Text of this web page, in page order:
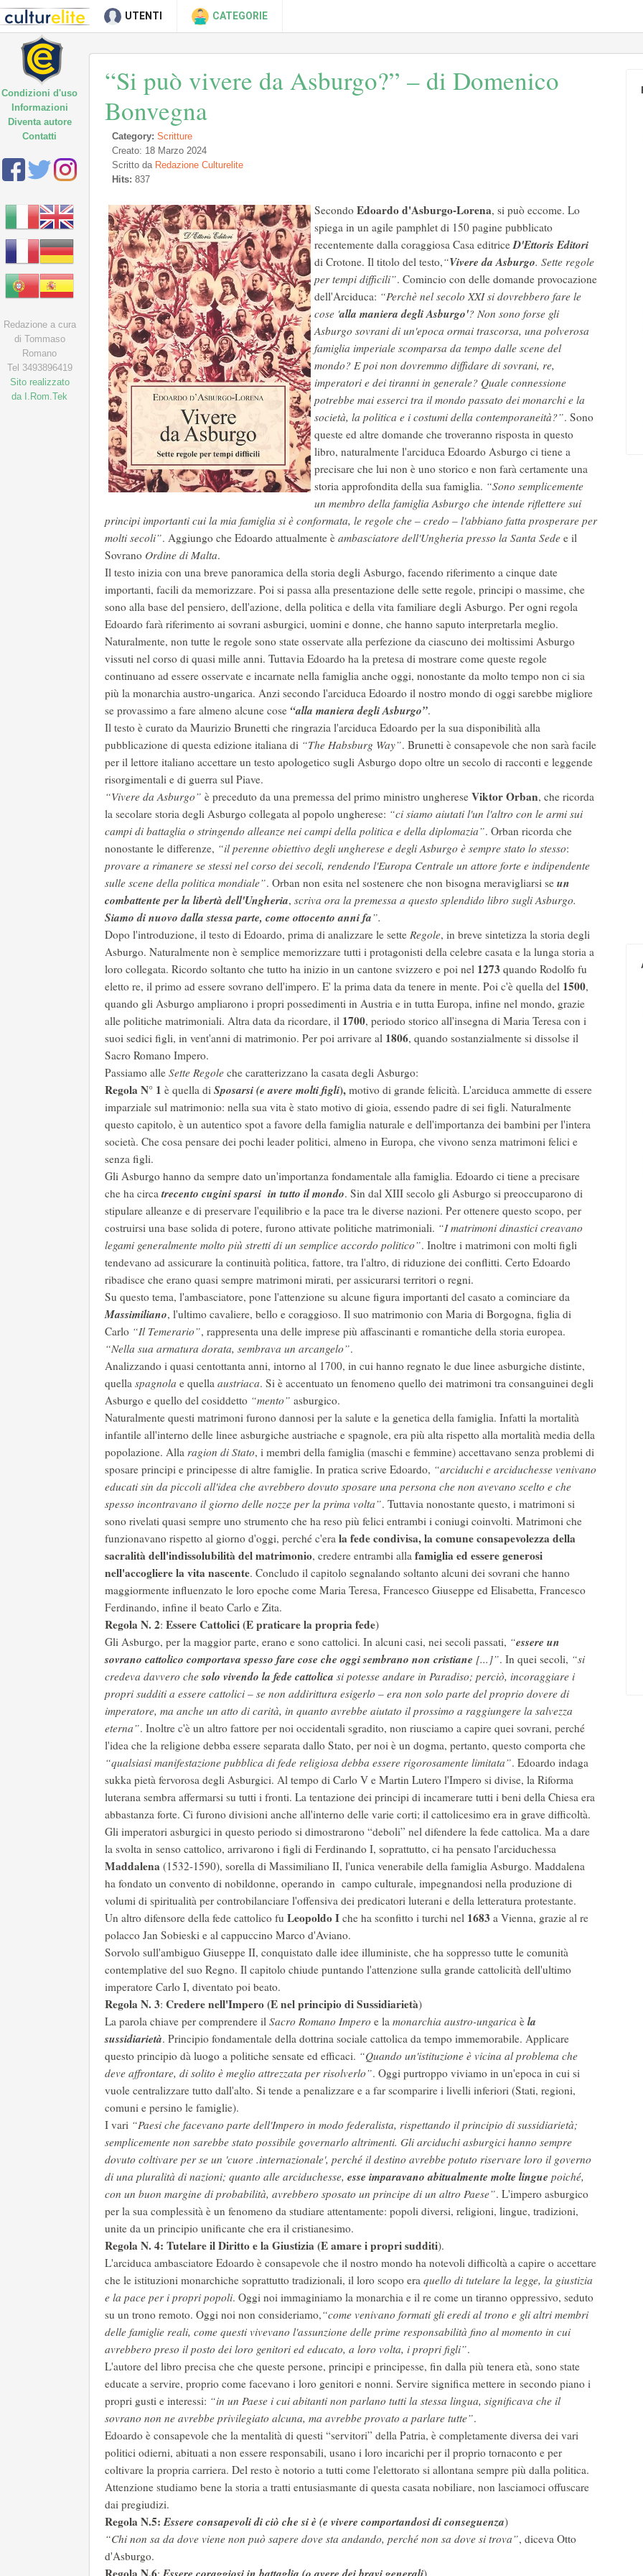
UTENTI CATEGORIE
“Si può vivere da Asburgo?” – di Domenico
Bonvegna
Category: Scritture
Creato: 18 Marzo 2024
Scritto da Redazione Culturelite
Hits: 837
Secondo Edoardo d'Asburgo-Lorena, si può eccome. Lo
spiega in un agile pamphlet di 150 pagine pubblicato
recentemente dalla coraggiosa Casa editriceD'Ettoris Editori
di Crotone. Il titolo del testo,“Vivere da Asburgo. Sette regole
per tempi difficili”. Comincio con delle domande provocazione
dell'Arciduca: “Perchè nel secolo XXI si dovrebbero fare le
cose 'alla maniera degli Asburgo'? Non sono forse gli
Asburgo sovrani di un'epoca ormai trascorsa, una polverosa
famiglia imperiale scomparsa da tempo dalle scene del
mondo? E poi non dovremmo diffidare di sovrani, re,
imperatori e dei tiranni in generale? Quale connessione
potrebbe mai esserci tra il mondo passato dei monarchi e la
società, la politica e i costumi della contemporaneità?”. Sono
queste ed altre domande che troveranno risposta in questo
libro, naturalmente l'arciduca Edoardo Asburgo ci tiene a
precisare che lui non è uno storico e non farà certamente una
storia approfondita della sua famiglia. “Sono semplicemente
un membro della famiglia Asburgo che intende riflettere sui
principi importanti cui la mia famiglia si è conformata, le regole che – credo – l'abbiano fatta prosperare per
molti secoli”. Aggiungo che Edoardo attualmente è ambasciatore dell'Ungheria presso la Santa Sede e il
Sovrano Ordine di Malta.
Il testo inizia con una breve panoramica della storia degli Asburgo, facendo riferimento a cinque date
importanti, facili da memorizzare. Poi si passa alla presentazione delle sette regole, principi o massime, che
sono alla base del pensiero, dell'azione, della politica e della vita familiare degli Asburgo. Per ogni regola
Edoardo farà riferimento ai sovrani asburgici, uomini e donne, che hanno saputo interpretarla meglio.
Naturalmente, non tutte le regole sono state osservate alla perfezione da ciascuno dei moltissimi Asburgo
vissuti nel corso di quasi mille anni. Tuttavia Edoardo ha la pretesa di mostrare come queste regole
continuano ad essere osservate e incarnate nella famiglia anche oggi, nonostante da molto tempo non ci sia
più la monarchia austro-ungarica. Anzi secondo l'arciduca Edoardo il nostro mondo di oggi sarebbe migliore
se provassimo a fare almeno alcune cose “alla maniera degli Asburgo”.
Il testo è curato da Maurizio Brunetti che ringrazia l'arciduca Edoardo per la sua disponibilità alla
pubblicazione di questa edizione italiana di “The Habsburg Way”. Brunetti è consapevole che non sarà facile
per il lettore italiano accettare un testo apologetico sugli Asburgo dopo oltre un secolo di racconti e leggende
risorgimentali e di guerra sul Piave.
“Vivere da Asburgo” è preceduto da una premessa del primo ministro ungherese Viktor Orban, che ricorda
la secolare storia degli Asburgo collegata al popolo ungherese: “ci siamo aiutati l'un l'altro con le armi sui
campi di battaglia o stringendo alleanze nei campi della politica e della diplomazia”. Orban ricorda che
nonostante le differenze, “il perenne obiettivo degli ungherese e degli Asburgo è sempre stato lo stesso:
provare a rimanere se stessi nel corso dei secoli, rendendo l'Europa Centrale un attore forte e indipendente
sulle scene della politica mondiale”. Orban non esita nel sostenere che non bisogna meravigliarsi se un
combattente per la libertà dell'Ungheria, scriva ora la premessa a questo splendido libro sugli Asburgo.
Siamo di nuovo dalla stessa parte, come ottocento anni fa”.
Dopo l'introduzione, il testo di Edoardo, prima di analizzare le sette Regole, in breve sintetizza la storia degli
Asburgo. Naturalmente non è semplice memorizzare tutti i protagonisti della celebre casata e la lunga storia a
loro collegata. Ricordo soltanto che tutto ha inizio in un cantone svizzero e poi nel 1273 quando Rodolfo fu
eletto re, il primo ad essere sovrano dell'impero. E' la prima data da tenere in mente. Poi c'è quella del 1500,
quando gli Asburgo ampliarono i propri possedimenti in Austria e in tutta Europa, infine nel mondo, grazie
alle politiche matrimoniali. Altra data da ricordare, il 1700, periodo storico all'insegna di Maria Teresa con i
suoi sedici figli, in vent'anni di matrimonio. Per poi arrivare al 1806, quando sostanzialmente si dissolse il
Sacro Romano Impero.
Passiamo alle Sette Regole che caratterizzano la casata degli Asburgo:
Regola N° 1 è quella di Sposarsi (e avere molti figli), motivo di grande felicità. L'arciduca ammette di essere
imparziale sul matrimonio: nella sua vita è stato motivo di gioia, essendo padre di sei figli. Naturalmente
questo capitolo, è un autentico spot a favore della famiglia naturale e dell'importanza dei bambini per l'intera
società. Che cosa pensare dei pochi leader politici, almeno in Europa, che vivono senza matrimoni felici e
senza figli.
Gli Asburgo hanno da sempre dato un'importanza fondamentale alla famiglia. Edoardo ci tiene a precisare
che ha circa trecento cugini sparsi in tutto il mondo. Sin dal XIII secolo gli Asburgo si preoccuparono di
stipulare alleanze e di preservare l'equilibrio e la pace tra le diverse nazioni. Per ottenere questo scopo, per
costruirsi una base solida di potere, furono attivate politiche matrimoniali. “I matrimoni dinastici creavano
legami generalmente molto più stretti di un semplice accordo politico”. Inoltre i matrimoni con molti figli
tendevano ad assicurare la continuità politica, fattore, tra l'altro, di riduzione dei conflitti. Certo Edoardo
ribadisce che erano quasi sempre matrimoni mirati, per assicurarsi territori o regni.
Su questo tema, l'ambasciatore, pone l'attenzione su alcune figura importanti del casato a cominciare da
Massimiliano, l'ultimo cavaliere, bello e coraggioso. Il suo matrimonio con Maria di Borgogna, figlia di
Carlo “Il Temerario”, rappresenta una delle imprese più affascinanti e romantiche della storia europea.
“Nella sua armatura dorata, sembrava un arcangelo”.
Analizzando i quasi centottanta anni, intorno al 1700, in cui hanno regnato le due linee asburgiche distinte,
quella spagnola e quella austriaca. Si è accentuato un fenomeno quello dei matrimoni tra consanguinei degli
Asburgo e quello del cosiddetto “mento” asburgico.
Naturalmente questi matrimoni furono dannosi per la salute e la genetica della famiglia. Infatti la mortalità
infantile all'interno delle linee asburgiche austriache e spagnole, era più alta rispetto alla mortalità media della
popolazione. Alla ragion di Stato, i membri della famiglia (maschi e femmine) accettavano senza problemi di
sposare principi e principesse di altre famiglie. In pratica scrive Edoardo, “arciduchi e arciduchesse venivano
educati sin da piccoli all'idea che avrebbero dovuto sposare una persona che non avevano scelto e che
spesso incontravano il giorno delle nozze per la prima volta”. Tuttavia nonostante questo, i matrimoni si
sono rivelati quasi sempre uno strumento che ha reso più felici entrambi i coniugi coinvolti. Matrimoni che
funzionavano rispetto al giorno d'oggi, perché c'era la fede condivisa, la comune consapevolezza della
sacralità dell'indissolubilità del matrimonio, credere entrambi alla famiglia ed essere generosi
nell'accogliere la vita nascente. Concludo il capitolo segnalando soltanto alcuni dei sovrani che hanno
maggiormente influenzato le loro epoche come Maria Teresa, Francesco Giuseppe ed Elisabetta, Francesco
Ferdinando, infine il beato Carlo e Zita.
Regola N. 2: Essere Cattolici (E praticare la propria fede)
Gli Asburgo, per la maggior parte, erano e sono cattolici. In alcuni casi, nei secoli passati, “essere un
sovrano cattolico comportava spesso fare cose che oggi sembrano non cristiane [...]”. In quei secoli, “si
credeva davvero chesolo vivendo la fede cattolica si potesse andare in Paradiso; perciò, incoraggiare i
propri sudditi a essere cattolici – se non addirittura esigerlo – era non solo parte del proprio dovere di
imperatore, ma anche un atto di carità, in quanto avrebbe aiutato il prossimo a raggiungere la salvezza
eterna”. Inoltre c'è un altro fattore per noi occidentali sgradito, non riusciamo a capire quei sovrani, perché
l'idea che la religione debba essere separata dallo Stato, per noi è un dogma, pertanto, questo comporta che
“qualsiasi manifestazione pubblica di fede religiosa debba essere rigorosamente limitata”. Edoardo indaga
sukka pietà fervorosa degli Asburgici. Al tempo di Carlo V e Martin Lutero l'Impero si divise, la Riforma
luterana sembra affermarsi su tutti i fronti. La tentazione dei principi di incamerare tutti i beni della Chiesa era
abbastanza forte. Ci furono divisioni anche all'interno delle varie corti; il cattolicesimo era in grave difficoltà.
Gli imperatori asburgici in questo periodo si dimostrarono “deboli” nel difendere la fede cattolica. Ma a dare
la svolta in senso cattolico, arrivarono i figli di Ferdinando I, soprattutto, ci ha pensato l'arciduchessa
Maddalena (1532-1590), sorella di Massimiliano II, l'unica venerabile della famiglia Asburgo. Maddalena
ha fondato un convento di nobildonne, operando in campo culturale, impegnandosi nella produzione di
volumi di spiritualità per controbilanciare l'offensiva dei predicatori luterani e della letteratura protestante.
Un altro difensore della fede cattolico fu Leopoldo I che ha sconfitto i turchi nel 1683 a Vienna, grazie al re
polacco Jan Sobieski e al cappuccino Marco d'Aviano.
Sorvolo sull'ambiguo Giuseppe II, conquistato dalle idee illuministe, che ha soppresso tutte le comunità
contemplative del suo Regno. Il capitolo chiude puntando l'attenzione sulla grande cattolicità dell'ultimo
imperatore Carlo I, diventato poi beato.
Regola N. 3: Credere nell'Impero (E nel principio di Sussidiarietà)
La parola chiave per comprendere il Sacro Romano Impero e la monarchia austro-ungarica è la
sussidiarietà. Principio fondamentale della dottrina sociale cattolica da tempo immemorabile. Applicare
questo principio dà luogo a politiche sensate ed efficaci. “Quando un'istituzione è vicina al problema che
deve affrontare, di solito è meglio attrezzata per risolverlo”. Oggi purtroppo viviamo in un'epoca in cui si
vuole centralizzare tutto dall'alto. Si tende a penalizzare e a far scomparire i livelli inferiori (Stati, regioni,
comuni e persino le famiglie).
I vari “Paesi che facevano parte dell'Impero in modo federalista, rispettando il principio di sussidiarietà;
semplicemente non sarebbe stato possibile governarlo altrimenti. Gli arciduchi asburgici hanno sempre
dovuto coltivare per se un 'cuore .internazionale', perché il destino avrebbe potuto riservare loro il governo
di una pluralità di nazioni; quanto alle arciduchesse, esse imparavano abitualmente molte lingue poiché,
con un buon margine di probabilità, avrebbero sposato un principe di un altro Paese”. L'impero asburgico
per la sua complessità è un fenomeno da studiare attentamente: popoli diversi, religioni, lingue, tradizioni,
unite da un principio unificante che era il cristianesimo.
Regola N. 4: Tutelare il Diritto e la Giustizia (E amare i propri sudditi).
L'arciduca ambasciatore Edoardo è consapevole che il nostro mondo ha notevoli difficoltà a capire o accettare
che le istituzioni monarchiche soprattutto tradizionali, il loro scopo era quello di tutelare la legge, la giustizia
e la pace per i propri popoli. Oggi noi immaginiamo la monarchia e il re come un tiranno oppressivo, seduto
su un trono remoto. Oggi noi non consideriamo,“come venivano formati gli eredi al trono e gli altri membri
delle famiglie reali, come questi vivevano l'assunzione delle prime responsabilità fino al momento in cui
avrebbero preso il posto dei loro genitori ed educato, a loro volta, i propri figli”.
L'autore del libro precisa che che queste persone, principi e principesse, fin dalla più tenera età, sono state
educate a servire, proprio come facevano i loro genitori e nonni. Servire significa mettere in secondo piano i
propri gusti e interessi: “in un Paese i cui abitanti non parlano tutti la stessa lingua, significava che il
sovrano non ne avrebbe privilegiato alcuna, ma avrebbe provato a parlare tutte”.
Edoardo è consapevole che la mentalità di questi “servitori” della Patria, è completamente diversa dei vari
politici odierni, abituati a non essere responsabili, usano i loro incarichi per il proprio tornaconto e per
coltivare la propria carriera. Del resto è notorio a tutti come l'elettorato si allontana sempre più dalla politica.
Attenzione studiamo bene la storia a tratti entusiasmante di questa casata nobiliare, non lasciamoci offuscare
dai pregiudizi.
Regola N.5:Essere consapevoli di ciò che si è (e vivere comportandosi di conseguenza)
“Chi non sa da dove viene non può sapere dove sta andando, perché non sa dove si trova”, diceva Otto
d'Asburgo.
: ).
Condizioni d'uso
Informazioni
Diventa autore
Contatti
Redazione a cura
di Tommaso
Romano
Tel 3493896419
Sito realizzato
da I.Rom.Tek